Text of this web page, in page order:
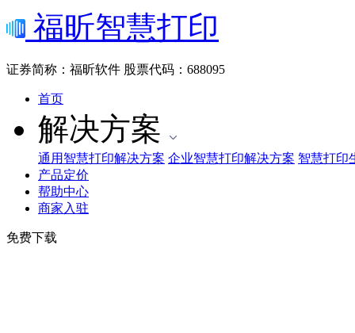
福昕智慧打印
证券简称：福昕软件 股票代码：688095
首页
解决方案
通用智慧打印解决方案 企业智慧打印解决方案 智慧打印
产品定价
帮助中心
商家入驻
免费下载